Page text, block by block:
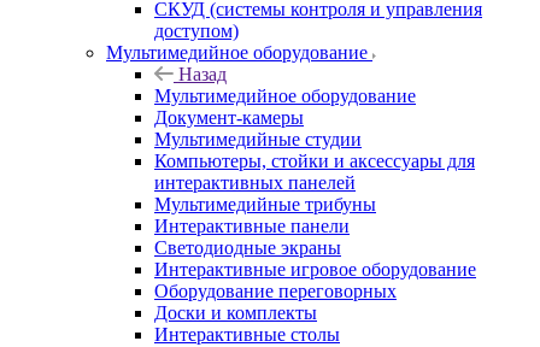
СКУД (системы контроля и управления
доступом)
Мультимедийное оборудование
Назад
Мультимедийное оборудование
Документ-камеры
Мультимедийные студии
Компьютеры, стойки и аксессуары для
интерактивных панелей
Мультимедийные трибуны
Интерактивные панели
Светодиодные экраны
Интерактивные игровое оборудование
Оборудование переговорных
Доски и комплекты
Интерактивные столы